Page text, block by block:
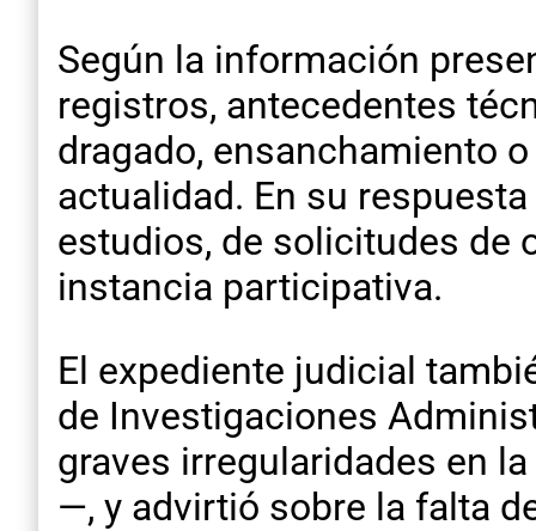
Según la información
registros, antecedentes
dragado, ensanchamiento
actualidad. En su
estudios, de solicitudes de
instancia participativa.
El expediente judicial
de Investigaciones
graves irregularidades en
—, y advirtió sobre la falta